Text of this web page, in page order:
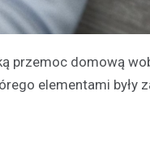
przemoc domową
elementami były